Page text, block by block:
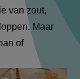
van zout,
Maar
of